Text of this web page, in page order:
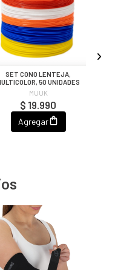
SET CONO LENTEJA,
50 UNIDADES
MUUK
$ 19.990
Agregar